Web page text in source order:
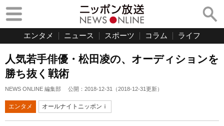
エンタメ ニュース スポーツ コラム ライフ
人気若手俳優・松田凌の、オーディションを
勝ち抜く戦術
NEWS ONLINE 編集部 公開： 2018-12-31 （2018-12-31更新）
エンタメ オールナイトニッポンｉ